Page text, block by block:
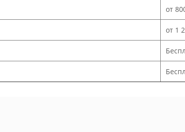
от
от 1